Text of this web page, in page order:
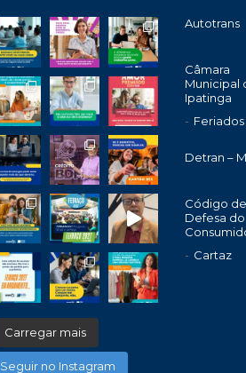
Carregar mais
Seguir no Instagram
Autotrans
Câmara
Municipal
Ipatinga
Feriados
Detran –
Código de
Defesa do
Cartaz